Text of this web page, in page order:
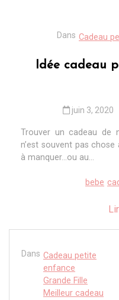
Dans Cadeau
Idée cadeau
juin 3, 2020
Trouver un cadeau de
n’est souvent pas
à manquer…ou au...
bebe
Dans Cadeau petite
enfance
Grande Fille
Meilleur cadeau